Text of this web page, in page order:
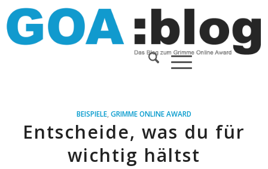
BEISPIELE, GRIMME ONLINE AWARD
Entscheide, was du für
wichtig hältst